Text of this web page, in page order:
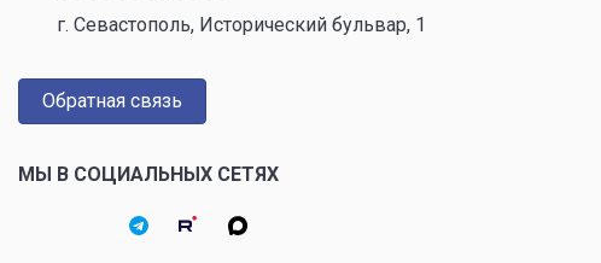
г. Севастополь, Исторический бульвар, 1
Обратная связь
МЫ В СОЦИАЛЬНЫХ СЕТЯХ